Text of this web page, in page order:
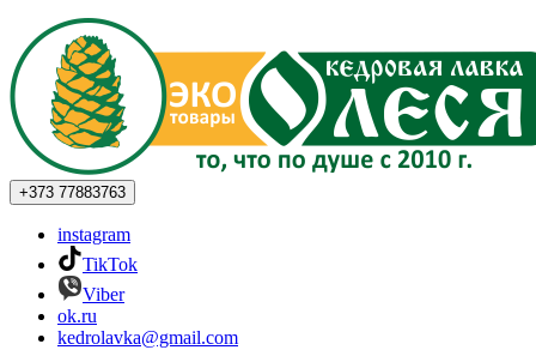
+373 77883763
instagram
TikTok
Viber
ok.ru
kedrolavka@gmail.com